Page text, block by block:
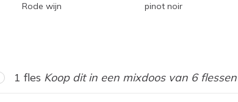
Rode wijn pinot noir
1 fles Koop dit in een mixdoos van 6 flessen